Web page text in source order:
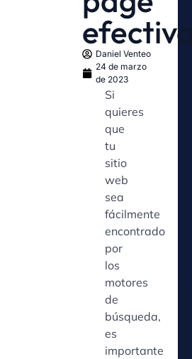
Daniel Venteo
24 de marzo
de 2023
Si
quieres
que
tu
sitio
web
sea
fácilmente
encontrado
por
los
motores
de
búsqueda,
es
importante